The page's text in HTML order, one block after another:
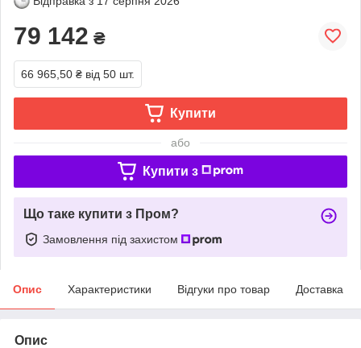
79 142 ₴
66 965,50 ₴ від 50 шт.
Купити
або
Купити з
Що таке купити з Пром?
Замовлення під захистом
Опис Характеристики Відгуки про товар Доставка
Опис